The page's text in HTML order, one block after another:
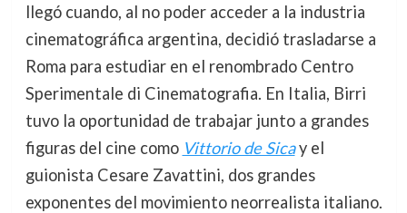
llegó cuando, al no poder acceder a la industria
cinematográfica argentina, decidió trasladarse a
Roma para estudiar en el renombrado Centro
Sperimentale di Cinematografia. En Italia, Birri
tuvo la oportunidad de trabajar junto a grandes
figuras del cine como Vittorio de Sicay el
guionista Cesare Zavattini, dos grandes
exponentes del movimiento neorrealista italiano.